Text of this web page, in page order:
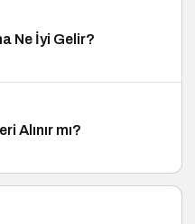
Ne İyi Gelir?
Alınır mı?